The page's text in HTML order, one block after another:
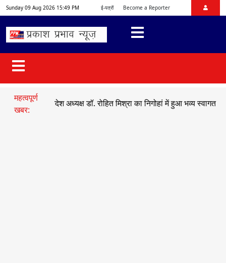
Sunday 09 Aug 2026 15:49 PM ई-पत्रों Become a Reporter
महत्वपूर्ण
खबर:
प्रदेश अध्यक्ष डॉ. रोहित मिश्रा का निगोहां में हुआ भव्य स्वागत ●सड़क